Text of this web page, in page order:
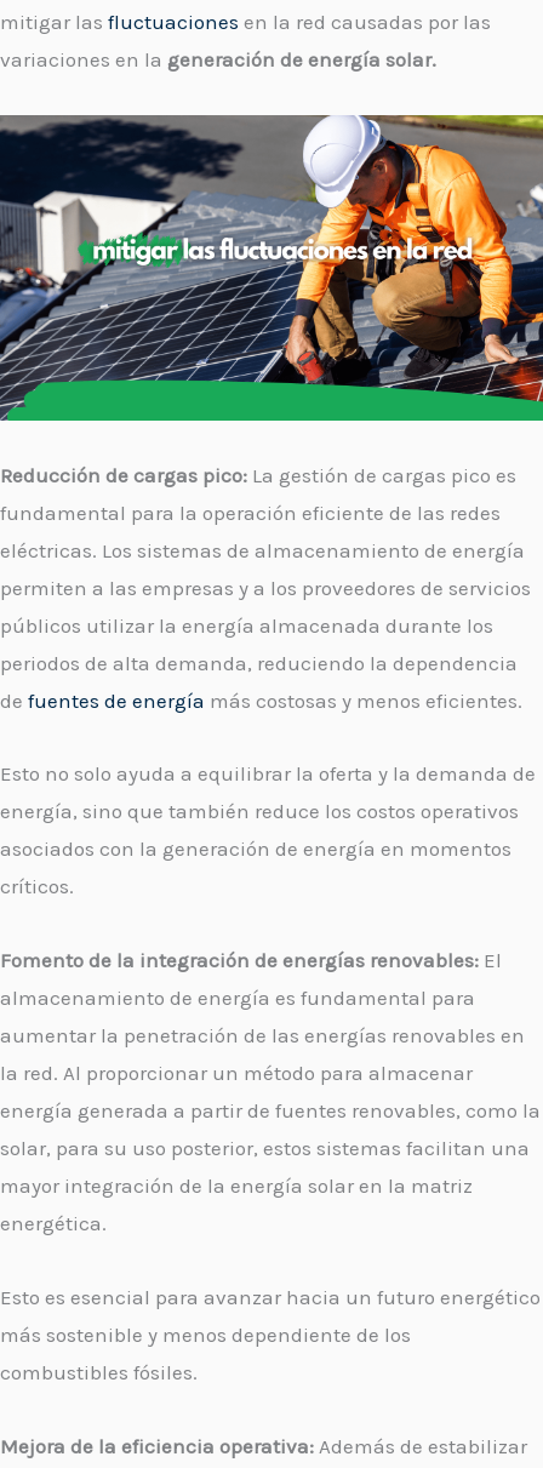
mitigar las fluctuaciones en la red causadas por las
variaciones en la generación de energía solar.
Reducción de cargas pico: La gestión de cargas pico es
fundamental para la operación eficiente de las redes
eléctricas. Los sistemas de almacenamiento de energía
permiten a las empresas y a los proveedores de servicios
públicos utilizar la energía almacenada durante los
periodos de alta demanda, reduciendo la dependencia
de fuentes de energía más costosas y menos eficientes.
Esto no solo ayuda a equilibrar la oferta y la demanda de
energía, sino que también reduce los costos operativos
asociados con la generación de energía en momentos
críticos.
Fomento de la integración de energías renovables: El
almacenamiento de energía es fundamental para
aumentar la penetración de las energías renovables en
la red. Al proporcionar un método para almacenar
energía generada a partir de fuentes renovables, como la
solar, para su uso posterior, estos sistemas facilitan una
mayor integración de la energía solar en la matriz
energética.
Esto es esencial para avanzar hacia un futuro energético
más sostenible y menos dependiente de los
combustibles fósiles.
Mejora de la eficiencia operativa: Además de estabilizar